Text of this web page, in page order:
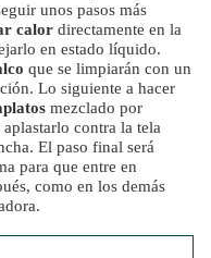
unos pasos más
calor directamente en la
en estado líquido.
que se limpiarán con un
Lo siguiente a hacer
mezclado por
contra la tela
El paso final será
para que entre en
como en los demás